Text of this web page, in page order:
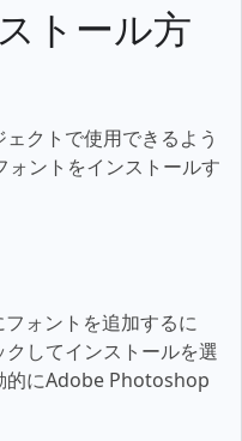
トール方
クトで使用できるよう
ントをインストールす
ォントを追加するに
してインストールを選
的にAdobe Photoshop